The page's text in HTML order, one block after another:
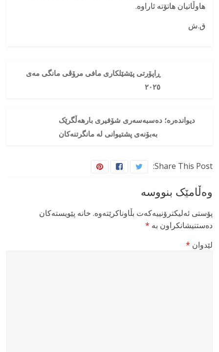
هاوڵاتیان هاتۆتە ئاراوە.
ق.ش
ڕاپۆرتی پێشێلکاری مافی مرۆڤی مانگی مەی
۲۰۲٥
دیواندەرە؛ دەسبەسەری شۆفیری بارهەڵگرێک
بەبۆنەی پشتیوانی لە مانگرتنەکان
Share This Post:
وەڵامێک بنووسە
پۆستی ئەلیکترۆنییەکەت بڵاوناکرێتەوە. خانە پێویستەکان
دەستنیشانکراون بە *
لێدوان *